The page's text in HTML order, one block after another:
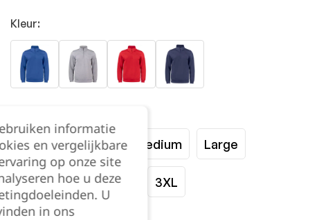
Kleur:
XSmall Small Medium Large
XLarge XXLarge 3XL
informatie
en vergelijkbare
op onze site
hoe u deze
U
in ons